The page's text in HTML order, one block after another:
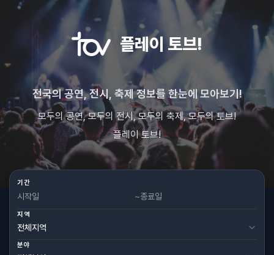
플레이 토브!
전국의 공연, 전시, 축제 정보를 한눈에 모아보기!
모두의 공연, 모두의 전시, 모두의 축제, 모두의 토브!
플레이 토브!
기간
~
지역
분야